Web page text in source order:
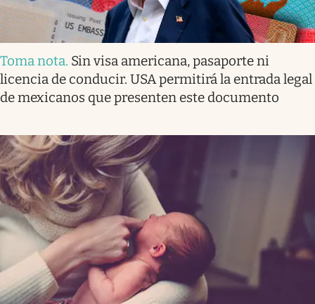
Toma nota. Sin visa americana, pasaporte ni
licencia de conducir. USA permitirá la entrada legal
de mexicanos que presenten este documento